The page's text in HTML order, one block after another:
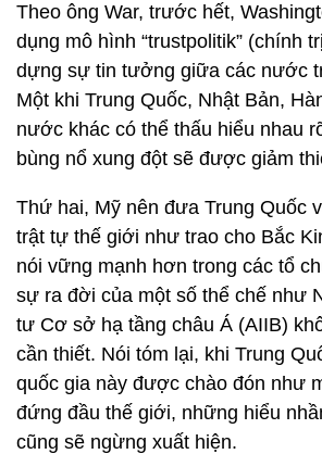
Theo ông War, trước hết,
dụng mô hình “trustpolitik” (chính
dựng sự tin tưởng giữa các nước
Một khi Trung Quốc, Nhật Bản,
nước khác có thể thấu hiểu nhau
bùng nổ xung đột sẽ được giảm
Thứ hai, Mỹ nên đưa Trung Quốc
trật tự thế giới như trao cho Bắc
nói vững mạnh hơn trong các tổ
sự ra đời của một số thể chế như
tư Cơ sở hạ tầng châu Á (AIIB)
cần thiết. Nói tóm lại, khi Trung
quốc gia này được chào đón như
đứng đầu thế giới, những hiểu
cũng sẽ ngừng xuất hiện.